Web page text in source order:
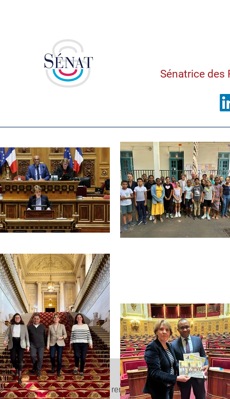
Sénatrice des
Vous rendre compte est pour moi